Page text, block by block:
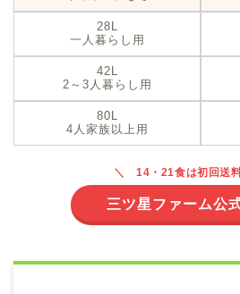
28L
一人暮らし用
42L
2～3人暮らし用
80L
4人家族以上用
14・21食は初回送
三ツ星ファーム公